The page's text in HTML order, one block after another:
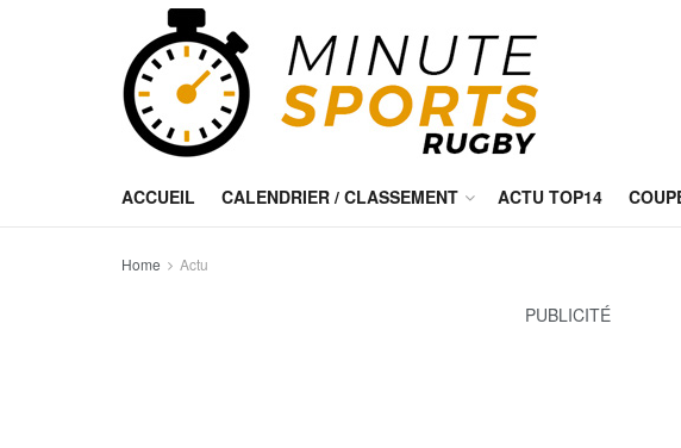
ACCUEIL CALENDRIER / CLASSEMENT ACTU TOP14
Home Actu
PUBLICITÉ